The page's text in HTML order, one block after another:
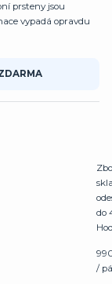
prsteny jsou
vypadá opravdu
do
/